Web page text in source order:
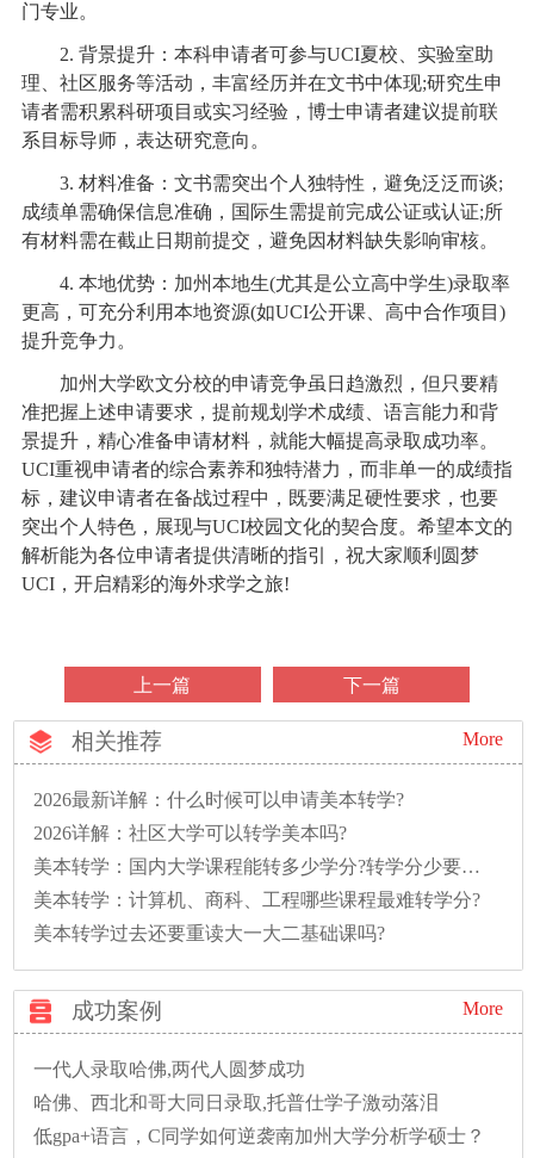
门专业。
2. 背景提升：本科申请者可参与UCI夏校、实验室助
理、社区服务等活动，丰富经历并在文书中体现;研究生申
请者需积累科研项目或实习经验，博士申请者建议提前联
系目标导师，表达研究意向。
3. 材料准备：文书需突出个人独特性，避免泛泛而谈;
成绩单需确保信息准确，国际生需提前完成公证或认证;所
有材料需在截止日期前提交，避免因材料缺失影响审核。
4. 本地优势：加州本地生(尤其是公立高中学生)录取率
更高，可充分利用本地资源(如UCI公开课、高中合作项目)
提升竞争力。
加州大学欧文分校的申请竞争虽日趋激烈，但只要精
准把握上述申请要求，提前规划学术成绩、语言能力和背
景提升，精心准备申请材料，就能大幅提高录取成功率。
UCI重视申请者的综合素养和独特潜力，而非单一的成绩指
标，建议申请者在备战过程中，既要满足硬性要求，也要
突出个人特色，展现与UCI校园文化的契合度。希望本文的
解析能为各位申请者提供清晰的指引，祝大家顺利圆梦
UCI，开启精彩的海外求学之旅!
上一篇 下一篇
相关推荐 More
2026最新详解：什么时候可以申请美本转学?
2026详解：社区大学可以转学美本吗?
美本转学：国内大学课程能转多少学分?转学分少要多读一年怎么办?
美本转学：计算机、商科、工程哪些课程最难转学分?
美本转学过去还要重读大一大二基础课吗?
成功案例 More
一代人录取哈佛,两代人圆梦成功
哈佛、西北和哥大同日录取,托普仕学子激动落泪
低gpa+语言，C同学如何逆袭南加州大学分析学硕士？